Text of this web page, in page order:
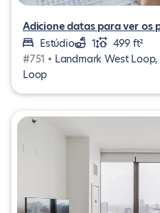
Adicione datas para ver os
Estúdio
1
499 ft²
#751 • Landmark West Loop,
Loop